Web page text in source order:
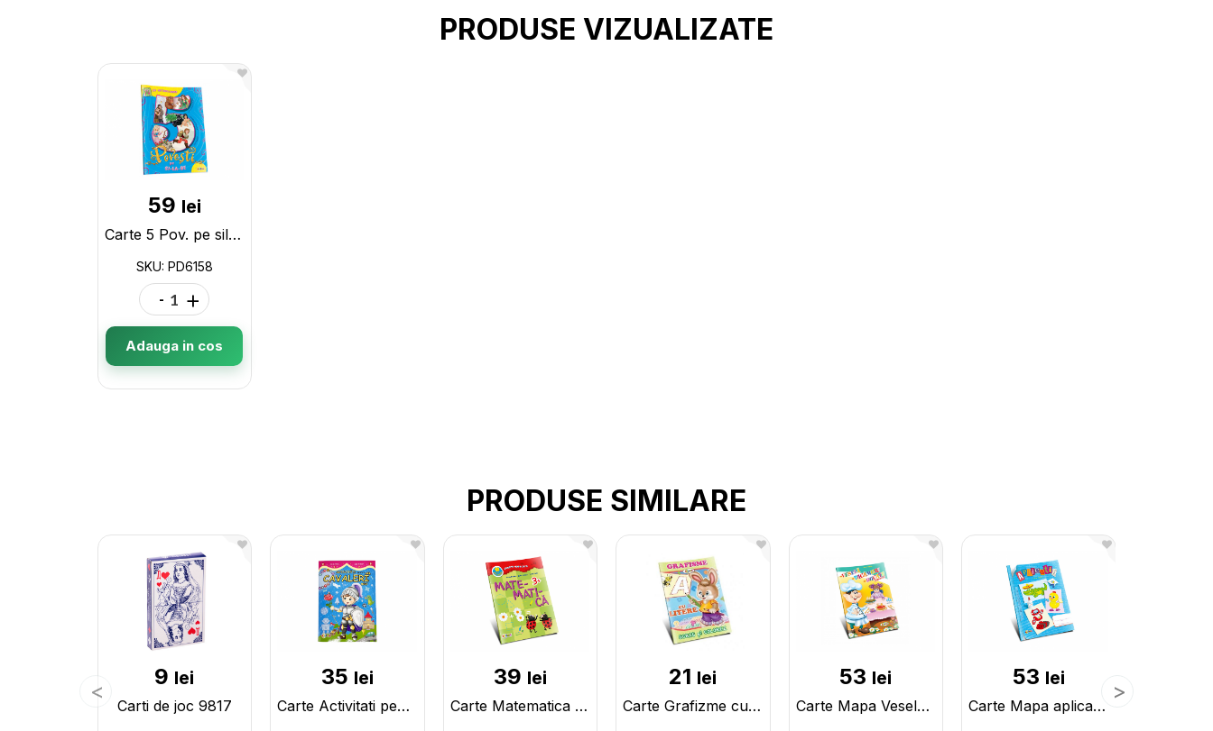
PRODUSE VIZUALIZATE
59 lei
Carte 5 Pov. pe silabe autocolante PD6158
SKU: PD6158
- +
Adauga in cos
PRODUSE SIMILARE
9 lei
Carti de joc 9817
35 lei
Carte Activitati pentru cavaleri mici PD00002
39 lei
Carte Matematica 3+ cu stickere PD0001
21 lei
Carte Grafizme cu litere 4+ PD0003
53 lei
Carte Mapa Vesela si tacamuri PD0010
53 lei
Carte Mapa aplicatie PD0011